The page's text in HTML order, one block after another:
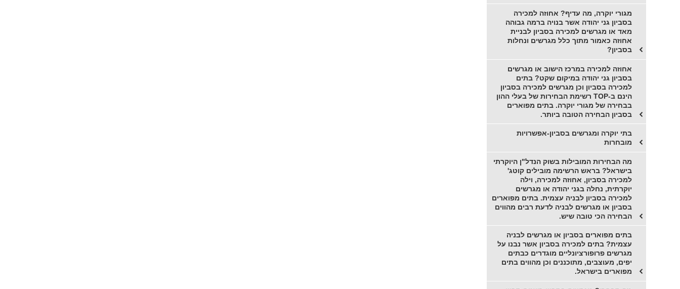
מגורי יוקרה, מה עדיף? אחוזה למכירה
בסביון גני יהודה אשר בנויה ברמה גבוהה
מאד או מגרשים למכירה בסביון לבניית
אחוזה כאמור מתוך כלל מגרשים ונחלות
בסביון?
אחוזה למכירה במרכז הישוב או מגרשים
בסביון גני יהודה במיקום שקט? בתים
למכירה בסביון וכן מגרשים למכירה בסביון
הינם ב-TOP רשימת הבחירות של בעלי ההון
בבחירה של מגורי יוקרה. בתים מפוארים
בסביון הבחירה הטובה ביותר.
בתי יוקרה ומגרשים בסביון-אפשרויות
מובחרות
מה הבחירות המובילות בשוק הנדל"ן היוקרתי
בישראל? בראש הרשימה מובילים קוטג'
למכירה בסביון, אחוזה למכירה, וילה
יוקרתית, נחלה בגני יהודה או מגרשים
למכירה בסביון לבניה עצמית. בתים מפוארים
בסביון או מגרשים לבניה לדעת רבים מהווים
הבחירה הכי טובה שיש.
בתים מפוארים בסביון או מגרשים לבניה
עצמית? בתים למכירה בסביון אשר נבנו על
מגרשים פרופורציונליים מוגדרים כבתים
יפים, מעוצבים, מתוכננים וכן מהווים בתים
מפוארים בישראל.